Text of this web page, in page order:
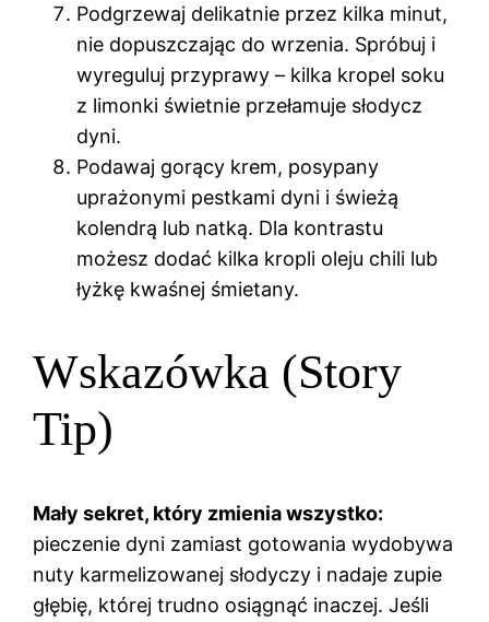
Podgrzewaj delikatnie przez kilka minut,
nie dopuszczając do wrzenia. Spróbuj i
wyreguluj przyprawy – kilka kropel soku
z limonki świetnie przełamuje słodycz
dyni.
Podawaj gorący krem, posypany
uprażonymi pestkami dyni i świeżą
kolendrą lub natką. Dla kontrastu
możesz dodać kilka kropli oleju chili lub
łyżkę kwaśnej śmietany.
Wskazówka (Story
Tip)
Mały sekret, który zmienia wszystko:
pieczenie dyni zamiast gotowania wydobywa
nuty karmelizowanej słodyczy i nadaje zupie
głębię, której trudno osiągnąć inaczej. Jeśli